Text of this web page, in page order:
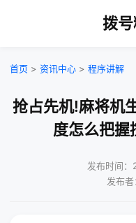
拨
首页 > 资讯中心 > 程序讲解
抢占先机!麻将机
度怎么把握
发布时间
发布